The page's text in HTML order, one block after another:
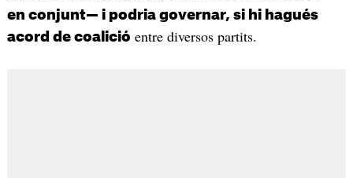
en conjunt— i podria governar, si hi hagués
acord de coalició entre diversos partits.